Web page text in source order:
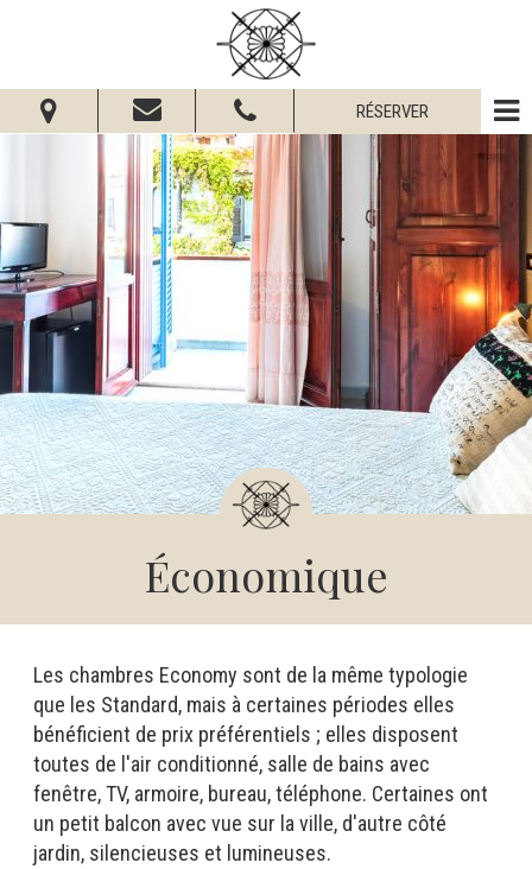
RÉSERVER
Au:
Adultes: Enfants:
Vérifier la disponibilité
Demander informations
Économique
Les chambres Economy sont de la même typologie
que les Standard, mais à certaines périodes elles
bénéficient de prix préférentiels ; elles disposent
toutes de l'air conditionné, salle de bains avec
fenêtre, TV, armoire, bureau, téléphone. Certaines ont
un petit balcon avec vue sur la ville, d'autre côté
jardin, silencieuses et lumineuses.